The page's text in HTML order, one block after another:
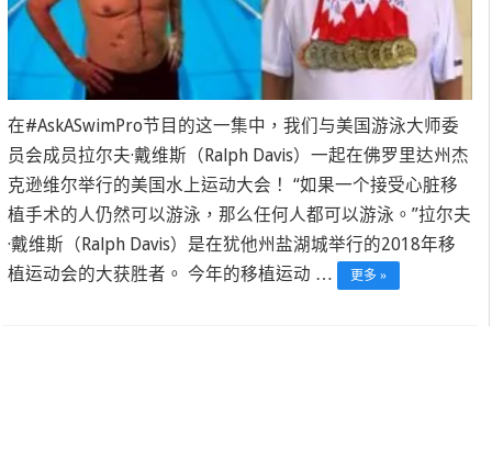
在#AskASwimPro节目的这一集中，我们与美国游泳大师委
员会成员拉尔夫·戴维斯（Ralph Davis）一起在佛罗里达州杰
克逊维尔举行的美国水上运动大会！ “如果一个接受心脏移
植手术的人仍然可以游泳，那么任何人都可以游泳。”拉尔夫
·戴维斯（Ralph Davis）是在犹他州盐湖城举行的2018年移
植运动会的大获胜者。 今年的移植运动 …
更多 »